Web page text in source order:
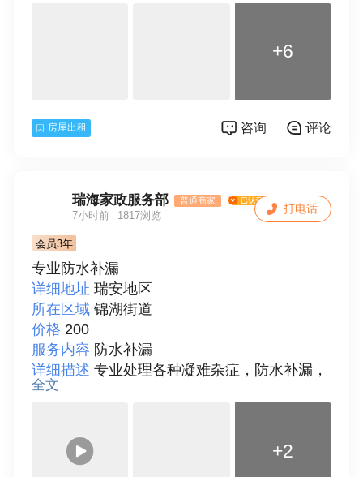
详细描述
三室一厅，一厨二卫，停车好停，无
+6
房屋出租 咨询 评论
瑞海家政服务部 普通商家
7小时前 1817浏览
会员3年
专业防水补漏
详细地址 瑞安地区
所在区域 锦湖街道
价格 200
服务内容 防水补漏
详细描述 专业处理各种凝难杂症，防水补漏，
卫生间，阳台，厨房，瓦片，楼房，平房，铁
全文
+2
打电话